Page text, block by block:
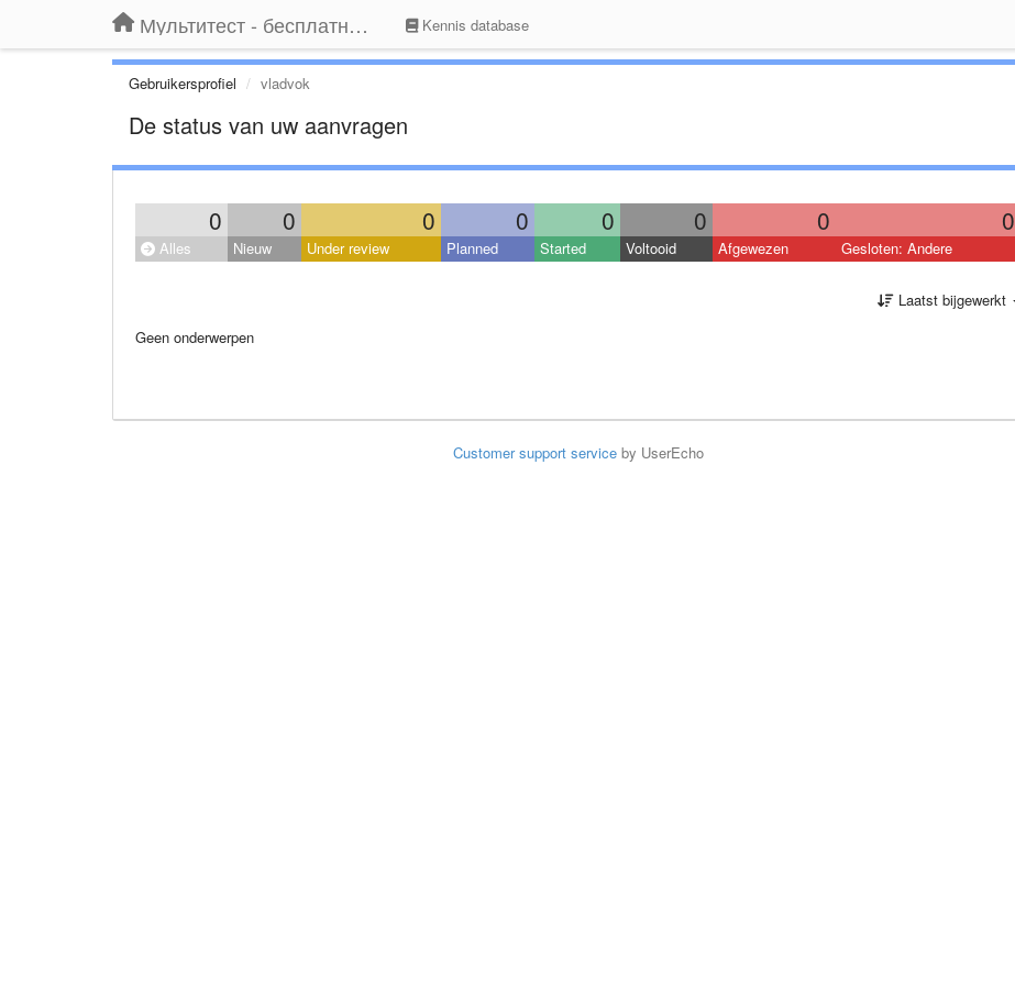
Мультитест - бесплатный подбор провайдера по адресу Kennis database
Gebruikersprofiel vladvok
De status van uw aanvragen
0 0 0 0 0 0 0 0
Alles Nieuw Under review Planned Started Voltooid Afgewezen Gesloten: Andere
Laatst bijgewerkt
Geen onderwerpen
Customer support serviceby UserEcho